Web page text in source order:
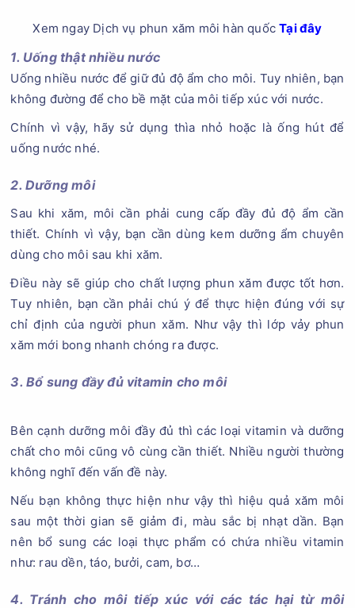
Xem ngay Dịch vụ phun xăm môi hàn quốcTại đây
1. Uống thật nhiều nước
Uống nhiều nước để giữ đủ độ ẩm cho môi. Tuy nhiên, bạn
không đường để cho bề mặt của môi tiếp xúc với nước.
Chính vì vậy, hãy sử dụng thìa nhỏ hoặc là ống hút để
uống nước nhé.
2. Dưỡng môi
Sau khi xăm, môi cần phải cung cấp đầy đủ độ ẩm cần
thiết. Chính vì vậy, bạn cần dùng kem dưỡng ẩm chuyên
dùng cho môi sau khi xăm.
Điều này sẽ giúp cho chất lượng phun xăm được tốt hơn.
Tuy nhiên, bạn cần phải chú ý để thực hiện đúng với sự
chỉ định của người phun xăm. Như vậy thì lớp vảy phun
xăm mới bong nhanh chóng ra được.
3. Bổ sung đầy đủ vitamin cho môi
Bên cạnh dưỡng môi đầy đủ thì các loại vitamin và dưỡng
chất cho môi cũng vô cùng cần thiết. Nhiều người thường
không nghĩ đến vấn đề này.
Nếu bạn không thực hiện như vậy thì hiệu quả xăm môi
sau một thời gian sẽ giảm đi, màu sắc bị nhạt dần. Bạn
nên bổ sung các loại thực phẩm có chứa nhiều vitamin
như: rau dền, táo, bưởi, cam, bơ…
4. Tránh cho môi tiếp xúc với các tác hại từ môi